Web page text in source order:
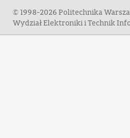
© 1998-2026 Politechnika
Wydział Elektroniki i Technik